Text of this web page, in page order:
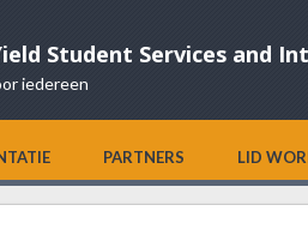
Student Services and
iedereen
PARTNERS LID